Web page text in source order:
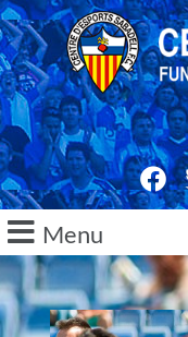
Menu